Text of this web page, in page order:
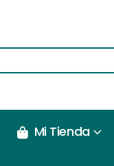
Mi Tienda